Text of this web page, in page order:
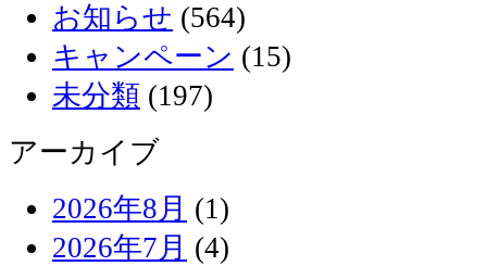
お知らせ (564)
キャンペーン (15)
未分類 (197)
アーカイブ
2026年8月 (1)
2026年7月 (4)